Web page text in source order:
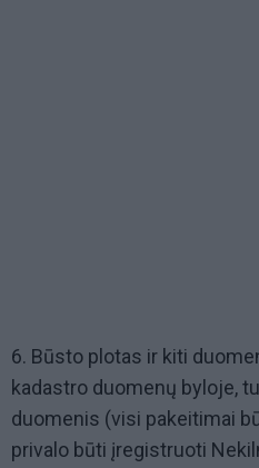
6. Būsto plotas ir kiti
kadastro duomenų byloje,
duomenis (visi pakeitimai
privalo būti įregistruoti